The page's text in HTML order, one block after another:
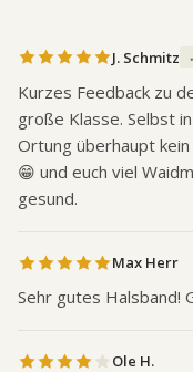
J. Schmitz
Kurzes Feedback zu
große Klasse. Selbst
Ortung überhaupt
😁 und euch viel
gesund.
Max Herr
Sehr gutes Halsband!
Ole H.